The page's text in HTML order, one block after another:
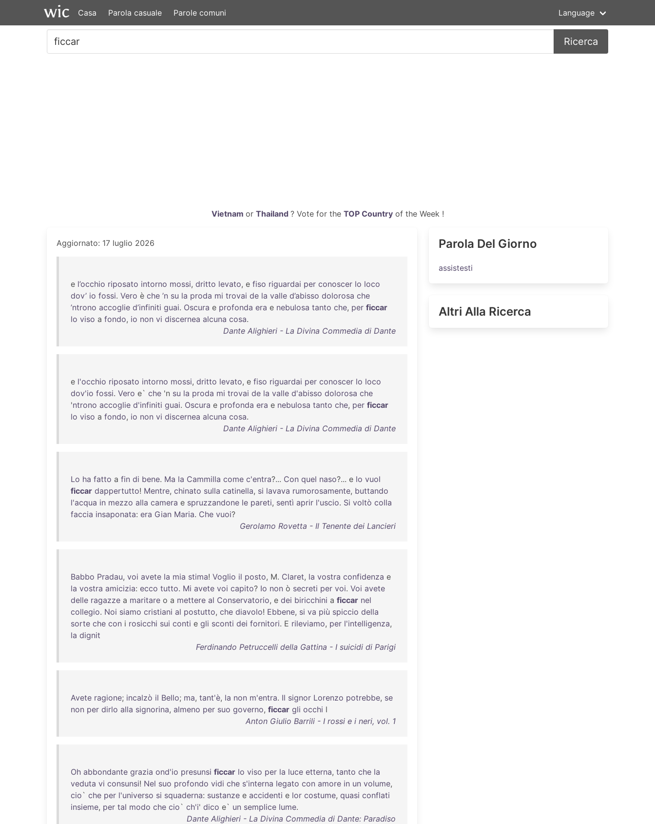
Casa Parola casuale Parole comuni Language
Ricerca
Vietnam or Thailand ? Vote for the TOP Countryof the Week !
Aggiornato: 17 luglio 2026
e l’occhio riposato intorno mossi, dritto levato, e fiso riguardai per conoscer lo loco
dov’ io fossi. Vero è che ’n su la proda mi trovai de la valle d’abisso dolorosa che
’ntrono accoglie d’infiniti guai. Oscura e profonda era e nebulosa tanto che, per ficcar
lo viso a fondo, io non vi discernea alcuna cosa.
Dante Alighieri - La Divina Commedia di Dante
e l'occhio riposato intorno mossi, dritto levato, e fiso riguardai per conoscer lo loco
dov'io fossi. Vero e` che 'n su la proda mi trovai de la valle d'abisso dolorosa che
'ntrono accoglie d'infiniti guai. Oscura e profonda era e nebulosa tanto che, per ficcar
lo viso a fondo, io non vi discernea alcuna cosa.
Dante Alighieri - La Divina Commedia di Dante
Lo ha fatto a fin di bene. Ma la Cammilla come c'entra?... Con quel naso?... e lo vuol
ficcar dappertutto! Mentre, chinato sulla catinella, si lavava rumorosamente, buttando
l'acqua in mezzo alla camera e spruzzandone le pareti, sentì aprir l'uscio. Si voltò colla
faccia insaponata: era Gian Maria. Che vuoi?
Gerolamo Rovetta - Il Tenente dei Lancieri
Babbo Pradau, voi avete la mia stima! Voglio il posto, M. Claret, la vostra confidenza e
la vostra amicizia: ecco tutto. Mi avete voi capito? Io non ò secreti per voi. Voi avete
delle ragazze a maritare o a mettere al Conservatorio, e dei biricchini a ficcar nel
collegio. Noi siamo cristiani al postutto, che diavolo! Ebbene, si va più spiccio della
sorte che con i rosicchi sui conti e gli sconti dei fornitori. E rileviamo, per l'intelligenza,
la dignit
Ferdinando Petruccelli della Gattina - I suicidi di Parigi
Avete ragione; incalzò il Bello; ma, tant'è, la non m'entra. Il signor Lorenzo potrebbe, se
non per dirlo alla signorina, almeno per suo governo, ficcar gli occhi l
Anton Giulio Barrili - I rossi e i neri, vol. 1
Oh abbondante grazia ond'io presunsi ficcar lo viso per la luce etterna, tanto che la
veduta vi consunsi! Nel suo profondo vidi che s'interna legato con amore in un volume,
cio` che per l'universo si squaderna: sustanze e accidenti e lor costume, quasi conflati
insieme, per tal modo che cio` ch'i' dico e` un semplice lume.
Dante Alighieri - La Divina Commedia di Dante: Paradiso
Parola Del Giorno
assistesti
Altri Alla Ricerca